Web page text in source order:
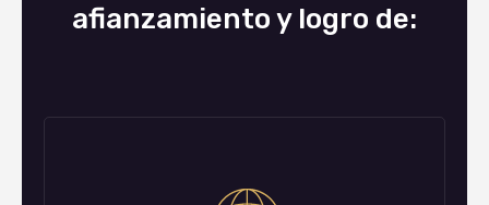
afianzamiento y logro de: